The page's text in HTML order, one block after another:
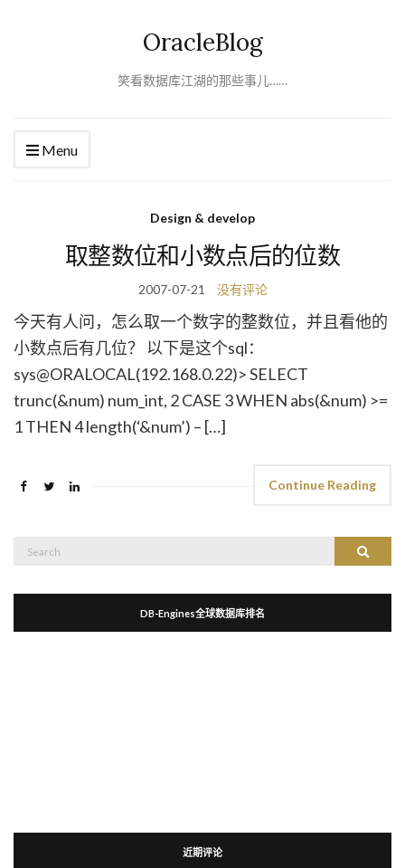
OracleBlog
笑看数据库江湖的那些事儿……
Menu
Design & develop
取整数位和小数点后的位数
2007-07-21 没有评论
今天有人问，怎么取一个数字的整数位，并且看他的
小数点后有几位？ 以下是这个sql：
sys@ORALOCAL(192.168.0.22)> SELECT
trunc(&num) num_int, 2 CASE 3 WHEN abs(&num) >=
1 THEN 4 length(‘&num’) – […]
Continue Reading
Search
DB-Engines全球数据库排名
近期评论